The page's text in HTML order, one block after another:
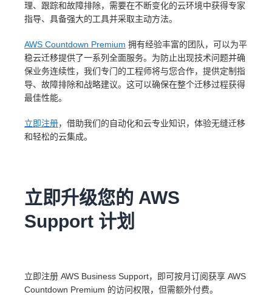
理、跟踪和故障排除，需要在不断变化的云环境中获得专家
指导、具备强大的工具并采取主动方法。
AWS Countdown Premium 拥有经验丰富的团队，可以为平
稳云迁移提供了一系列全面服务。为防止出现技术问题并确
保业务连续性，我们专门的工程师将与您合作，提供定制指
导、故障排除和战略建议。这可以确保在整个迁移过程获得
最佳性能。
立即注册，借助我们的自动化和云专业知识，体验无缝迁移
和轻松的云集成。
立即升级您的 AWS
Support 计划
立即注册 AWS Business Support，即可按月订阅获享 AWS
Countdown Premium 的访问权限，但需额外付费。